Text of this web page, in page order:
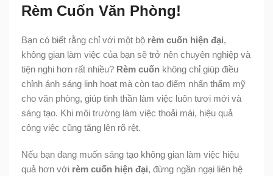
Rèm Cuốn Văn Phòng!
Bạn có biết rằng chỉ với một bộ rèm cuốn hiện đại,
không gian làm việc của bạn sẽ trở nên chuyên nghiệp và
tiện nghi hơn rất nhiều? Rèm cuốn không chỉ giúp điều
chỉnh ánh sáng linh hoạt mà còn tạo điểm nhấn thẩm mỹ
cho văn phòng, giúp tinh thần làm việc luôn tươi mới và
sáng tạo. Khi môi trường làm việc thoải mái, hiệu quả
công việc cũng tăng lên rõ rệt.
Nếu bạn đang muốn sáng tạo không gian làm việc hiệu
quả hơn với rèm cuốn hiện đại, đừng ngần ngại liên hệ